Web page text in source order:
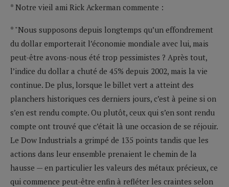
* Notre vieil ami Rick Ackerman commente :
* "Nous supposons depuis longtemps qu’un effondrement
du dollar emporterait l’économie mondiale avec lui, mais
peut-être avons-nous été trop pessimistes ? Après tout,
l’indice du dollar a chuté de 45% depuis 2002, mais la vie
continue. De plus, lorsque le billet vert a atteint des
planchers historiques ces derniers jours, c’est à peine si on
s’en est rendu compte. Ou plutôt, ceux qui s’en sont rendu
compte ont trouvé que c’était là une occasion de se réjouir.
Le Dow Industrials a grimpé de 135 points tandis que les
actions dans leur ensemble prenaient le chemin de la
hausse — en particulier les valeurs des métaux précieux, ce
qui commence peut-être enfin à refléter les craintes selon